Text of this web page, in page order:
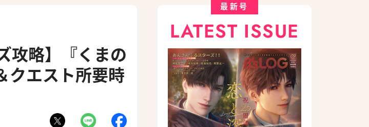
攻略】『くまの
クエスト所要時
最新号
LATEST ISSUE